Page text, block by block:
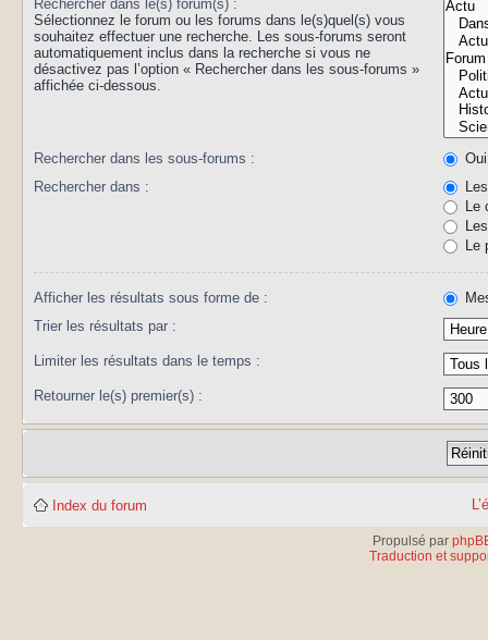
Rechercher dans le(s) forum(s) :
Sélectionnez le forum ou les forums dans le(s)quel(s) vous
souhaitez effectuer une recherche. Les sous-forums seront
automatiquement inclus dans la recherche si vous ne
désactivez pas l’option « Rechercher dans les sous-forums »
affichée ci-dessous.
Rechercher dans les sous-forums :
Oui
Rechercher dans :
Le
Le
Afficher les résultats sous forme de :
Trier les résultats par :
Limiter les résultats dans le temps :
Retourner le(s) premier(s) :
Index du forum
Propulsé par
Traduction et